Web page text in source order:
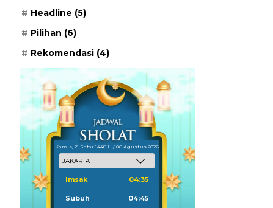
Headline (5)
Pilihan (6)
Rekomendasi (4)
Kamis, 21 Safar 1448 H / 06 Agustus 2026
Imsak 04:35
Subuh 04:45